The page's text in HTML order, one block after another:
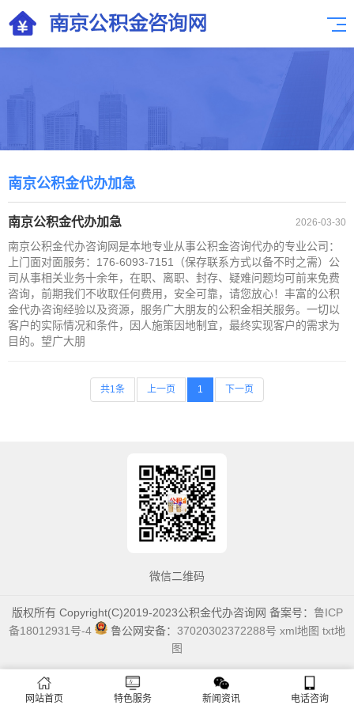
南京公积金代办加急
2026-03-30
南京公积金代办加急
南京公积金代办咨询网是本地专业从事公积金咨询代办的专业公司：
上门面对面服务：176-6093-7151（保存联系方式以备不时之需）公
司从事相关业务十余年，在职、离职、封存、疑难问题均可前来免费
咨询，前期我们不收取任何费用，安全可靠，请您放心！丰富的公积
金代办咨询经验以及资源，服务广大朋友的公积金相关服务。一切以
客户的实际情况和条件，因人施策因地制宜，最终实现客户的需求为
目的。望广大朋
共1条 上一页 1 下一页
微信二维码
版权所有 Copyright(C)2019-2023公积金代办咨询网 备案号： 鲁ICP
备18012931号-4
鲁公网安备： 37020302372288号 xml地图 txt地
图
网站首页 特色服务 新闻资讯 电话咨询